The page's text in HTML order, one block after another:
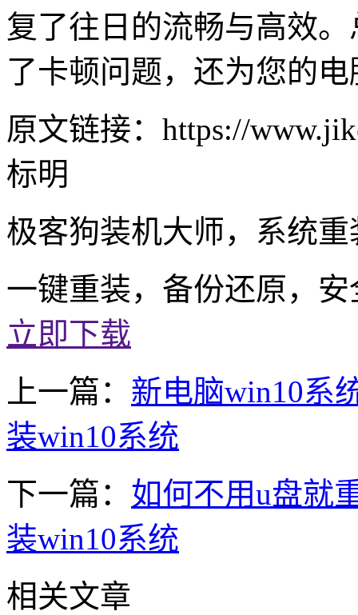
复了往日的流畅与高效
了卡顿问题，还为您的
原文链接：https://
标明
极客狗装机大师，系统
一键重装，备份还原，
立即下载
上一篇： 新电脑win10系
装win10系统
下一篇： 如何不用u盘就
装win10系统
相关文章